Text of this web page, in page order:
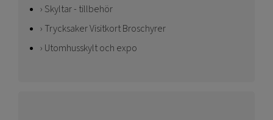
Skyltar - tillbehör
Trycksaker Visitkort Broschyrer
Utomhusskylt och expo